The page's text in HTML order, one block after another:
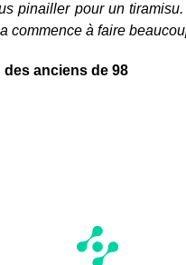
pinailler pour un
commence à faire
des anciens de 98